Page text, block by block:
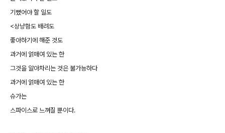
기뻤어야 할 일도
<상냥함도 배려도
좋아하기에 해준 것도
과거에 얽매여 있는 한
그것을 알아차리는 것은 불가능하다
과거에 얽매여 있는 한
슈가는
스파이스로 느껴질 뿐이다.